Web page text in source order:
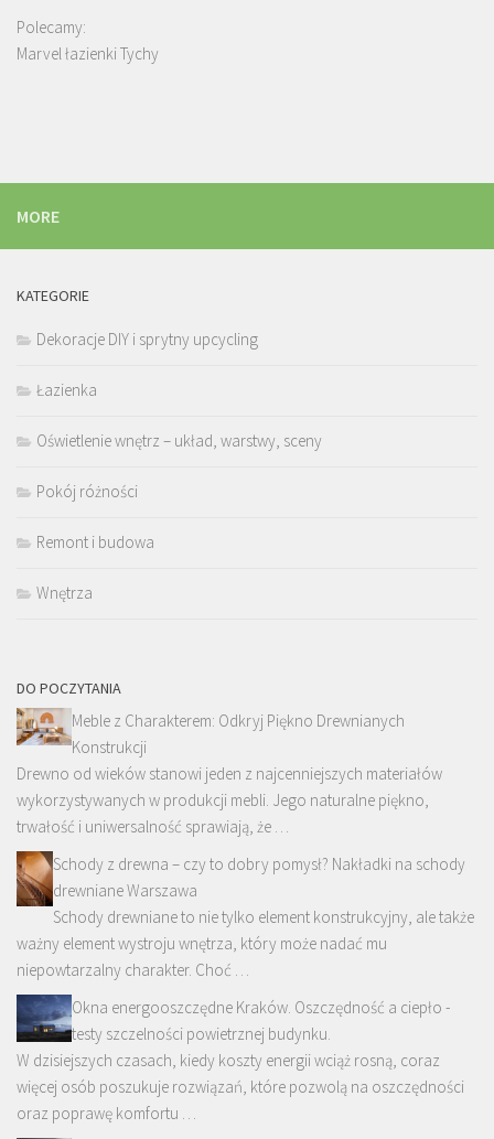
Polecamy:
Marvel łazienki Tychy
MORE
KATEGORIE
Dekoracje DIY i sprytny upcycling
Łazienka
Oświetlenie wnętrz – układ, warstwy, sceny
Pokój różności
Remont i budowa
Wnętrza
DO POCZYTANIA
Meble z Charakterem: Odkryj Piękno Drewnianych
Konstrukcji
Drewno od wieków stanowi jeden z najcenniejszych materiałów
wykorzystywanych w produkcji mebli. Jego naturalne piękno,
trwałość i uniwersalność sprawiają, że …
Schody z drewna – czy to dobry pomysł? Nakładki na schody
drewniane Warszawa
Schody drewniane to nie tylko element konstrukcyjny, ale także
ważny element wystroju wnętrza, który może nadać mu
niepowtarzalny charakter. Choć …
Okna energooszczędne Kraków. Oszczędność a ciepło -
testy szczelności powietrznej budynku.
W dzisiejszych czasach, kiedy koszty energii wciąż rosną, coraz
więcej osób poszukuje rozwiązań, które pozwolą na oszczędności
oraz poprawę komfortu …